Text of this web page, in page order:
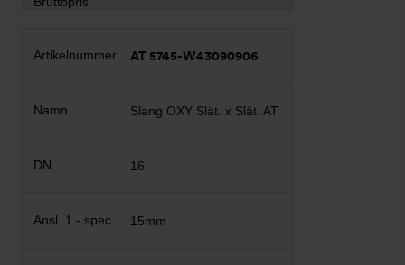
AT 5745-W43090906
Slang OXY Slät. x Slät. AT
16
15mm